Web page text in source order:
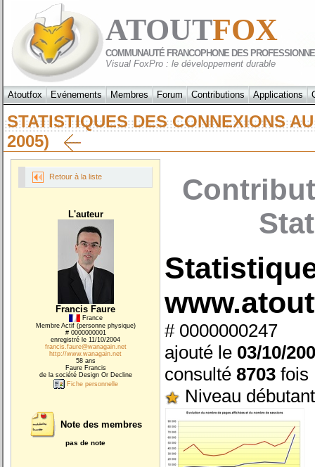
ATOUTFOX
COMMUNAUTÉ FRANCOPHONE DES
Visual FoxPro : le développement durable
Atoutfox Evénements Membres Forum Contributions Applications
STATISTIQUES DES CONNEXIONS
2005)
Retour à la liste
L'auteur
Francis Faure
France
Membre Actif (personne physique)
# 0000000001
enregistré le 11/10/2004
francis.faure@wanagain.net
http://www.wanagain.net
58 ans
Faure Francis
de la société Design Or Decline
Fiche personnelle
Note des membres
pas de note
# 0000000247
ajouté le 03/10/
consulté 8703 fois
Niveau débutant